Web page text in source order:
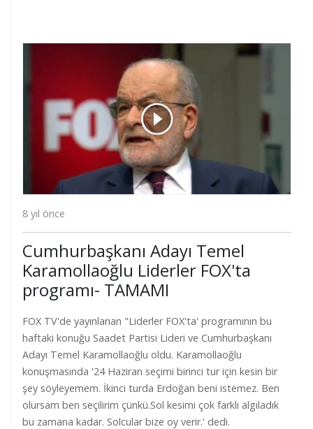
8 yıl önce
Cumhurbaşkanı Adayı Temel
Karamollaoğlu Liderler FOX'ta
programı- TAMAMI
FOX TV'de yayınlanan "Liderler FOX'ta' programının bu
haftaki konuğu Saadet Partisi Lideri ve Cumhurbaşkanı
Adayı Temel Karamollaoğlu oldu. Karamollaoğlu
konuşmasında '24 Haziran seçimi birinci tur için kesin bir
şey söyleyemem. İkinci turda Erdoğan beni istemez. Ben
olursam ben seçilirim çünkü.Sol kesimi çok farklı algıladık
bu zamana kadar. Solcular bize oy verir.' dedi.